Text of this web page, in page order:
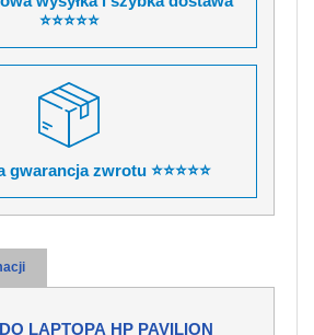
⭐⭐⭐⭐⭐
zwrotu ⭐⭐⭐⭐⭐
LAPTOPA HP PAVILION